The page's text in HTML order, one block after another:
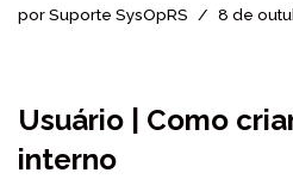
porSuporte SysOpRS 8 de
Usuário | Como
interno